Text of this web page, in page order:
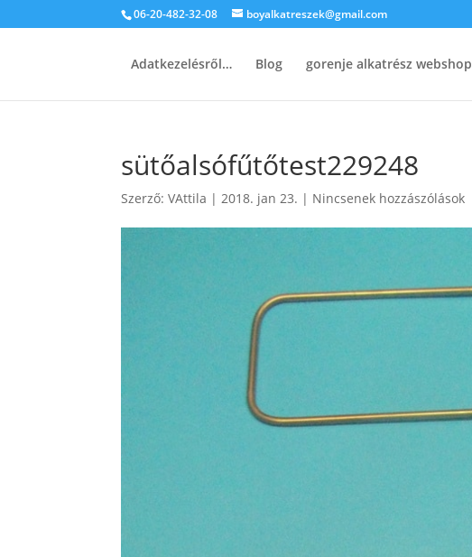
06-20-482-32-08 boyalkatreszek@gmail.com
Adatkezelésről… Blog gorenje alkatrész webshop
sütőalsófűtőtest229248
Szerző:VAttila |2018. jan 23. | Nincsenek hozzászólások